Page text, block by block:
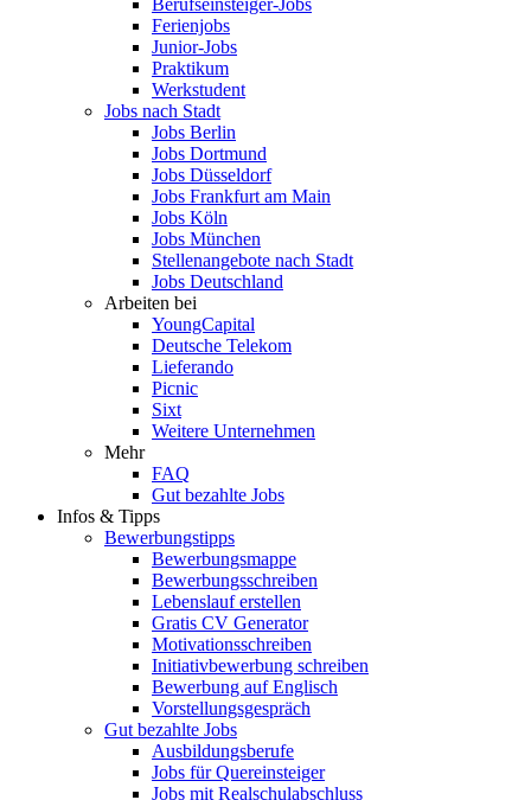
Berufseinsteiger-Jobs
Ferienjobs
Junior-Jobs
Praktikum
Werkstudent
Jobs nach Stadt
Jobs Berlin
Jobs Dortmund
Jobs Düsseldorf
Jobs Frankfurt am Main
Jobs Köln
Jobs München
Stellenangebote nach Stadt
Jobs Deutschland
Arbeiten bei
YoungCapital
Deutsche Telekom
Lieferando
Picnic
Sixt
Weitere Unternehmen
Mehr
FAQ
Gut bezahlte Jobs
Infos & Tipps
Bewerbungstipps
Bewerbungsmappe
Bewerbungsschreiben
Lebenslauf erstellen
Gratis CV Generator
Motivationsschreiben
Initiativbewerbung schreiben
Bewerbung auf Englisch
Vorstellungsgespräch
Gut bezahlte Jobs
Ausbildungsberufe
Jobs für Quereinsteiger
Jobs mit Realschulabschluss